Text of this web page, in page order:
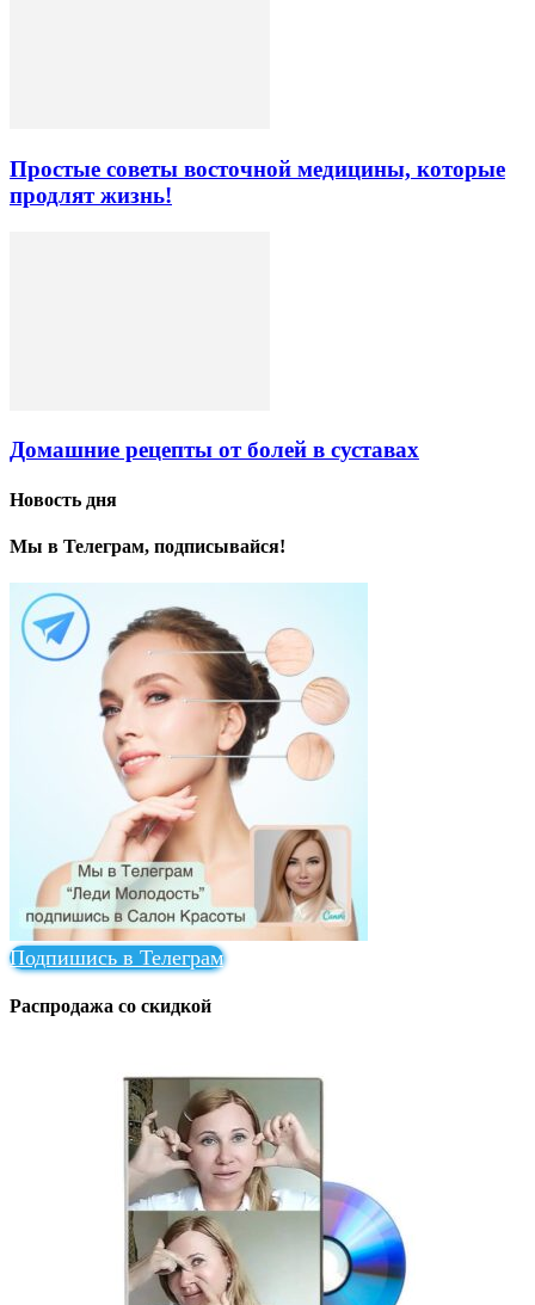
Простые советы восточной медицины, которые
продлят жизнь!
Домашние рецепты от болей в суставах
Новость дня
Мы в Телеграм, подписывайся!
Подпишись в Телеграм
Распродажа со скидкой